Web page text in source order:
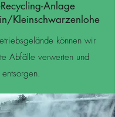
Anlage
Kleinschwarzenlohe
können wir
Abfälle verwerten und
entsorgen.